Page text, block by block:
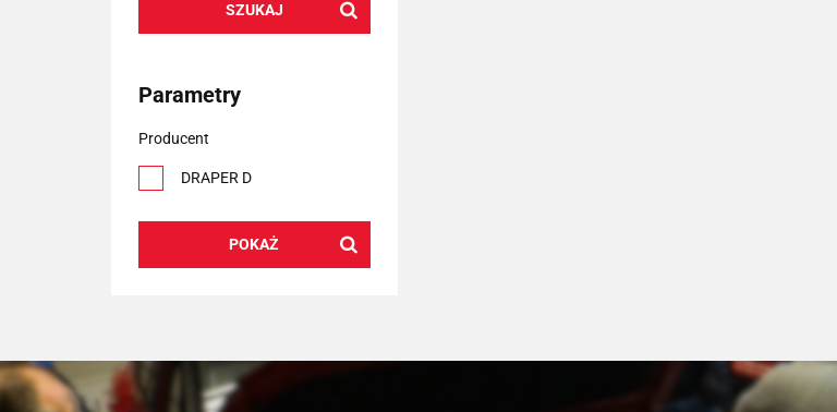
SZUKAJ
Parametry
Producent
DRAPER D
POKAŻ